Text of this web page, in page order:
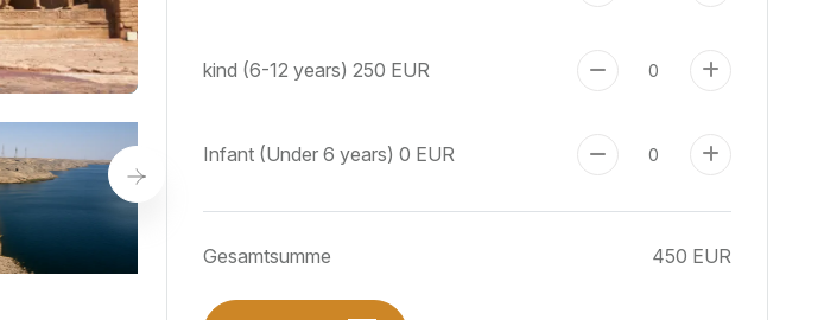
kind (6-12 years)250 EUR
Infant (Under 6 years)0 EUR
Gesamtsumme 450 EUR